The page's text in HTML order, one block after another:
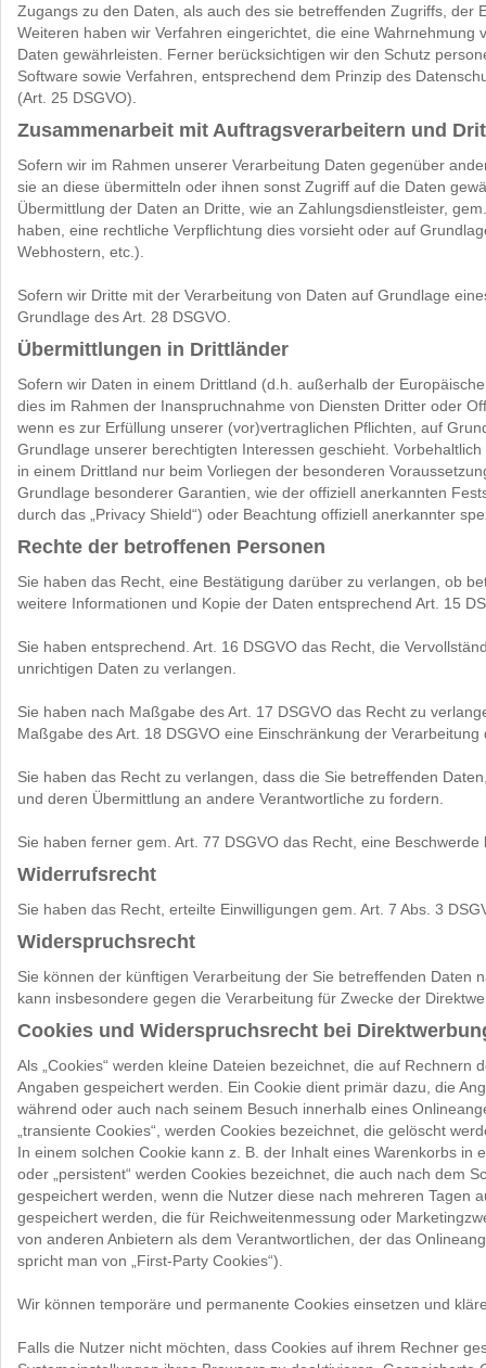
Zugangs zu den Daten, als auch des sie betreffenden Zugriffs,
Weiteren haben wir Verfahren eingerichtet, die eine
Daten gewährleisten. Ferner berücksichtigen wir den Schutz
Software sowie Verfahren, entsprechend dem Prinzip des
(Art. 25 DSGVO).
Zusammenarbeit mit Auftragsverarbeitern und
Sofern wir im Rahmen unserer Verarbeitung Daten gegenüber
sie an diese übermitteln oder ihnen sonst Zugriff auf die Daten
Übermittlung der Daten an Dritte, wie an Zahlungsdienstleister,
haben, eine rechtliche Verpflichtung dies vorsieht oder auf
Webhostern, etc.).
Sofern wir Dritte mit der Verarbeitung von Daten auf Grundlage
Grundlage des Art. 28 DSGVO.
Übermittlungen in Drittländer
Sofern wir Daten in einem Drittland (d.h. außerhalb der
dies im Rahmen der Inanspruchnahme von Diensten Dritter oder
wenn es zur Erfüllung unserer (vor)vertraglichen Pflichten, auf
Grundlage unserer berechtigten Interessen geschieht.
in einem Drittland nur beim Vorliegen der besonderen
Grundlage besonderer Garantien, wie der offiziell anerkannten
durch das „Privacy Shield“) oder Beachtung offiziell anerkannter
Rechte der betroffenen Personen
Sie haben das Recht, eine Bestätigung darüber zu verlangen, ob
weitere Informationen und Kopie der Daten entsprechend Art. 15
Sie haben entsprechend. Art. 16 DSGVO das Recht, die
unrichtigen Daten zu verlangen.
Sie haben nach Maßgabe des Art. 17 DSGVO das Recht zu
Maßgabe des Art. 18 DSGVO eine Einschränkung der
Sie haben das Recht zu verlangen, dass die Sie betreffenden
und deren Übermittlung an andere Verantwortliche zu fordern.
Sie haben ferner gem. Art. 77 DSGVO das Recht, eine
Widerrufsrecht
Sie haben das Recht, erteilte Einwilligungen gem. Art. 7 Abs. 3
Widerspruchsrecht
Sie können der künftigen Verarbeitung der Sie betreffenden Daten
kann insbesondere gegen die Verarbeitung für Zwecke der
Cookies und Widerspruchsrecht bei
Als „Cookies“ werden kleine Dateien bezeichnet, die auf
Angaben gespeichert werden. Ein Cookie dient primär dazu, die
während oder auch nach seinem Besuch innerhalb eines
„transiente Cookies“, werden Cookies bezeichnet, die gelöscht
In einem solchen Cookie kann z. B. der Inhalt eines Warenkorbs in
oder „persistent“ werden Cookies bezeichnet, die auch nach dem
gespeichert werden, wenn die Nutzer diese nach mehreren Tagen
gespeichert werden, die für Reichweitenmessung oder
von anderen Anbietern als dem Verantwortlichen, der das
spricht man von „First-Party Cookies“).
Wir können temporäre und permanente Cookies einsetzen und
Falls die Nutzer nicht möchten, dass Cookies auf ihrem Rechner